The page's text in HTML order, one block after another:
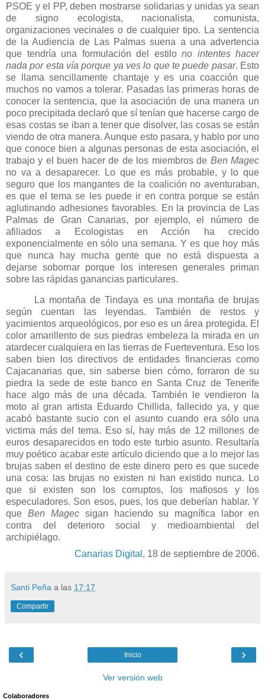
PSOE y el PP, deben mostrarse solidarias y unidas ya sean
de signo ecologista, nacionalista, comunista,
organizaciones vecinales o de cualquier tipo. La sentencia
de
la Audiencia de Las Palmas suena a una advertencia
que tendría una formulación del estilo no intentes hacer
nada por esta vía porque ya ves lo que te puede pasar. Esto
se llama sencillamente chantaje y es una coacción que
muchos no vamos a tolerar. Pasadas las primeras horas de
conocer la sentencia, que la asociación de una manera un
poco precipitada declaró que sí tenían que hacerse cargo de
esas costas se iban a tener que disolver, las cosas se están
viendo de otra manera. Aunque esto pasara, y hablo por uno
que conoce bien a algunas personas de esta asociación, el
trabajo y el buen hacer de de los miembros de Ben Magec
no va a desaparecer. Lo que es más probable, y lo que
seguro que los mangantes de la coalición no aventuraban,
es que el tema se les puede ir en contra porque se están
aglutinando adhesiones favorables. En la provincia de Las
Palmas de Gran Canarias, por ejemplo, el número de
afiliados a Ecologistas en Acción ha crecido
exponencialmente en sólo una semana. Y es que hoy más
que nunca hay mucha gente que no está dispuesta a
dejarse sobornar porque los interesen generales priman
sobre las rápidas ganancias particulares.
La montaña de Tindaya es una montaña de brujas
según cuentan las leyendas. También de restos y
yacimientos arqueológicos, por eso es un área protegida. El
color amarillento de sus piedras embeleza la mirada en un
atardecer cualquiera en las tierras de Fuerteventura. Eso los
saben bien los directivos de entidades financieras como
Cajacanarias que, sin saberse bien cómo, forraron de su
piedra la sede de este banco en Santa Cruz de Tenerife
hace algo más de una década. También le vendieron la
moto al gran artista Eduardo Chillida, fallecido ya, y que
acabó bastante sucio con el asunto cuando era sólo una
victima más del tema. Eso sí, hay más de 12 millones de
euros desaparecidos en todo este turbio asunto. Resultaría
muy poético acabar este artículo diciendo que a lo mejor las
brujas saben el destino de este dinero pero es que sucede
una cosa: las brujas no existen ni han existido nunca. Lo
que si existen son los corruptos, los mafiosos y los
especuladores. Son esos, pues, los que deberían hablar. Y
que Ben Magecsigan haciendo su magnífica labor en
contra del deterioro social y medioambiental del
archipiélago.
Canarias Digital , 18 de septiembre de 2006.
Santi Peña a las 17:17
Compartir
‹ ›
Inicio
Ver versión web
Colaboradores